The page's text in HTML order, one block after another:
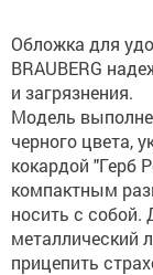
Обложка для
BRAUBERG
и загрязнения.
Модель
черного цвета,
кокардой "Герб
компактным
носить с собой.
металлический
прицепить